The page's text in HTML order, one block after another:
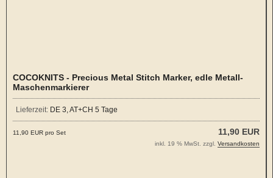
COCOKNITS - Precious Metal Stitch Marker, edle Metall-
Maschenmarkierer
Lieferzeit: DE 3, AT+CH 5 Tage
11,90 EUR
11,90 EUR pro Set
inkl. 19 % MwSt. zzgl. Versandkosten